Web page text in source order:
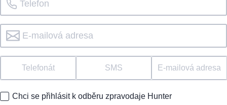
Telefonát SMS E-mailová adresa
Chci se přihlásit k odběru zpravodaje Hunter